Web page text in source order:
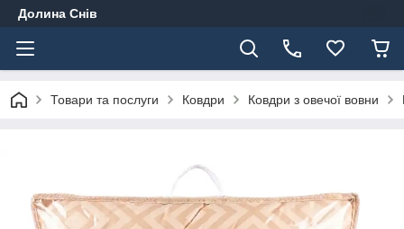
Долина Снів
Товари та послуги Ковдри Ковдри з овечої вовни